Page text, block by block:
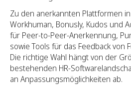
Zu den anerkannten Plattformen
Workhuman, Bonusly, Kudos und
für Peer-to-Peer-Anerkennung,
sowie Tools für das Feedback von
Die richtige Wahl hängt von der
bestehenden HR-
an Anpassungsmöglichkeiten ab.